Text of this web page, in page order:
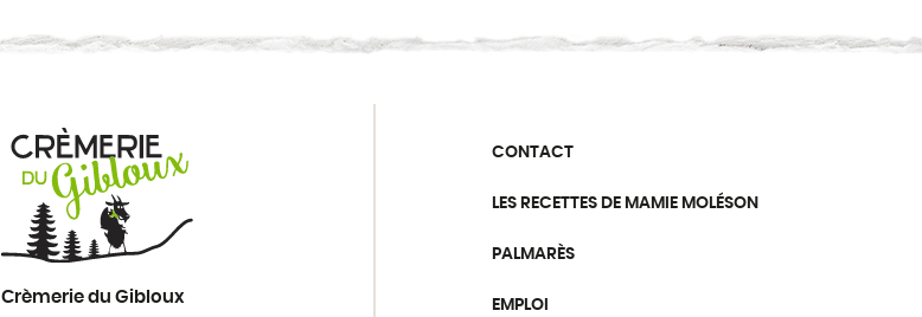
Crèmerie du Gibloux
CONTACT
LES RECETTES DE MAMIE MOLÉSON
PALMARÈS
EMPLOI